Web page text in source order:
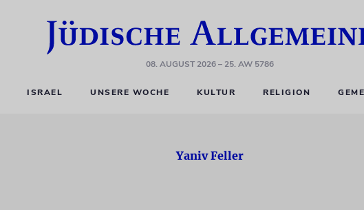
08. AUGUST 2026– 25. AW 5786
ISRAEL UNSERE WOCHE KULTUR RELIGION
Yaniv Feller